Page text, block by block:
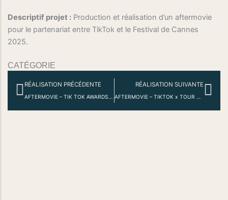
Descriptif projet : Production et réalisation d’un aftermovie
pour le partenariat entre TikTok et le Festival de Cannes
2025.
CATÉGORIE
Précédent
RÉALISATION PRÉCÉDENTE
AFTERMOVIE – TIK TOK AWARDS 2024
RÉALISATION SUIVANTE
AFTERMOVIE – TIKTOK x TOUR DE FRANCE 2025